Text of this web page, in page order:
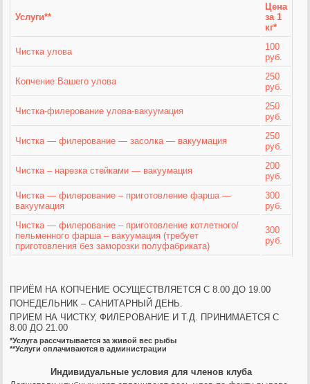
Услуги**
Цена
за 1
кг*
Чистка улова
100
руб.
Копчение Вашего улова
250
руб.
Чистка-филерование улова-вакуумация
250
руб.
Чистка — филерование — засолка — вакуумация
250
руб.
Чистка – нарезка стейками — вакуумация
200
руб.
Чистка — филерование – приготовление фарша —
вакуумация
300
руб.
Чистка — филерование – приготовление котлетного/
пельменного фарша – вакуумация (требует
приготовления без заморозки полуфабриката)
300
руб.
ПРИЁМ НА КОПЧЕНИЕ ОСУЩЕСТВЛЯЕТСЯС 8.00 ДО 19.00
ПОНЕДЕЛЬНИК – САНИТАРНЫЙ ДЕНЬ.
ПРИЕМ НА ЧИСТКУ, ФИЛЕРОВАНИЕ И Т.Д. ПРИНИМАЕТСЯС
8.00 ДО 21.00
*Услуга рассчитывается за живой вес рыбы
**Услуги оплачиваются в администрации
Индивидуальные условия для членов клуба